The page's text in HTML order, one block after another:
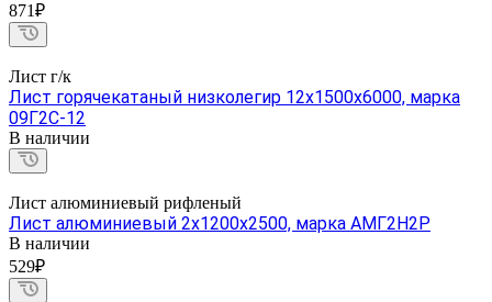
871₽
Лист г/к
Лист горячекатаный низколегир 12х1500х6000, марка
09Г2С-12
В наличии
Лист алюминиевый рифленый
Лист алюминиевый 2х1200х2500, марка АМГ2Н2Р
В наличии
529₽